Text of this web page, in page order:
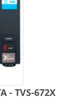
- TVS-672X